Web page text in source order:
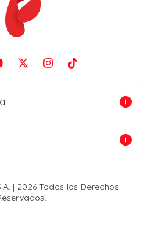
| 2026 Todos los Derechos